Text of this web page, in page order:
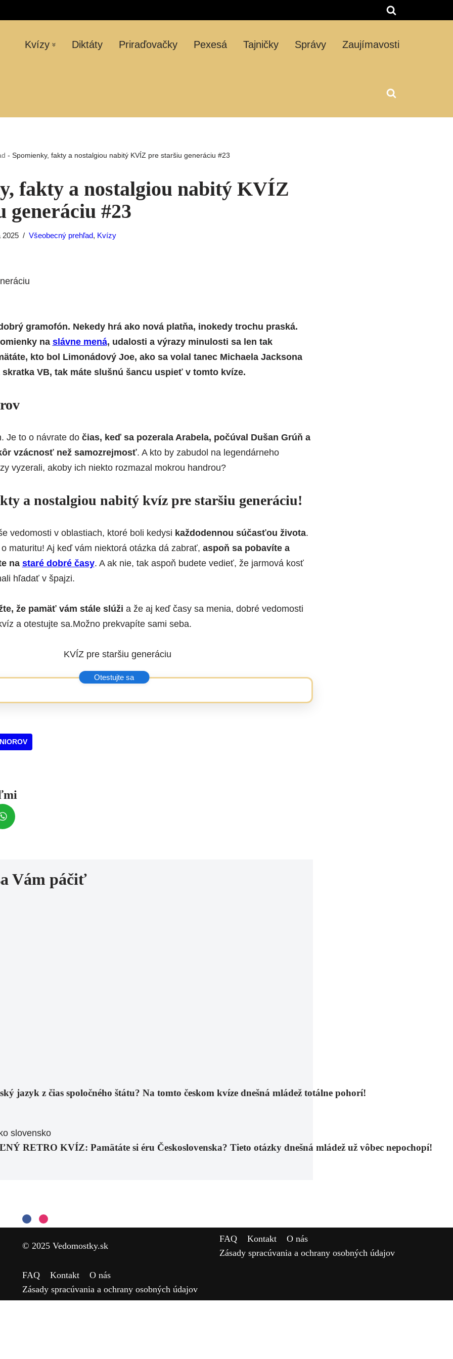
Kvízy Diktáty Priraďovačky Pexesá Tajničky Správy Zaujímavosti
- Spomienky, fakty a nostalgiou nabitý KVÍZ pre staršiu generáciu #23
fakty a nostalgiou nabitý KVÍZ
generáciu #23
2025 Všeobecný prehľad, Kvízy
gramofón. Nekedy hrá ako nová platňa, inokedy trochu praská.
na slávne mená, udalosti a výrazy minulosti sa len tak
kto bol Limonádový Joe, ako sa volal tanec Michaela Jacksona
skratka VB, tak máte slušnú šancu uspieť v tomto kvíze.
Je to o návrate do čias, keď sa pozerala Arabela, počúval Dušan Grúň a
vzácnosť než samozrejmosť. A kto by zabudol na legendárneho
vyzerali, akoby ich niekto rozmazal mokrou handrou?
a nostalgiou nabitý kvíz pre staršiu generáciu!
vedomosti v oblastiach, ktoré boli kedysi každodennou súčasťou života.
maturitu! Aj keď vám niektorá otázka dá zabrať, aspoň sa pobavíte a
na staré dobré časy. A ak nie, tak aspoň budete vedieť, že jarmová kosť
hľadať v špajzi.
že pamäť vám stále slúži a že aj keď časy sa menia, dobré vedomosti
a otestujte sa.Možno prekvapíte sami seba.
Vám páčiť
jazyk z čias spoločného štátu? Na tomto českom kvíze dnešná mládež totálne pohorí!
RETRO KVÍZ: Pamätáte si éru Československa? Tieto otázky dnešná mládež už vôbec nepochopí!
© 2025 Vedomostky.sk
FAQ Kontakt
O nás
Zásady spracúvania a ochrany osobných údajov
FAQ Kontakt
O nás
Zásady spracúvania a ochrany osobných údajov